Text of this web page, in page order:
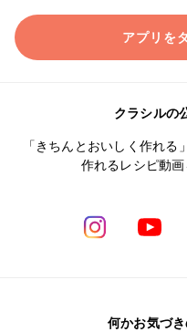
アプリを
クラシルの
「きちんとおいしく作れる
作れるレシピ動画
何かお気づ